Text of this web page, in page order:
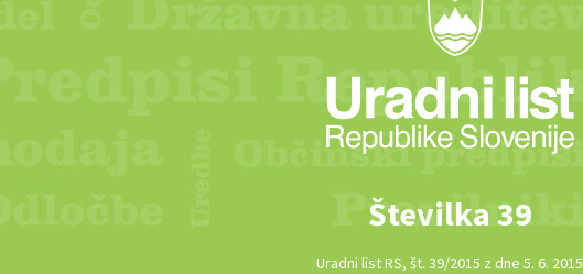
Številka 39
Uradni list RS, št. 39/2015 z dne 5. 6. 2015